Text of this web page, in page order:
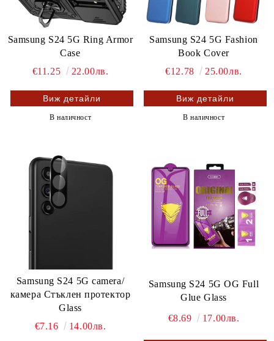
Samsung S24 5G Ring Armor
Case
€11.25
22.00лв.
Виж детайли
В наличност
Samsung S24 5G Fashion
Book Cover
€12.78
25.00лв.
Виж детайли
В наличност
Samsung S24 5G camera/
камера Стъклен протектор
Glass
€7.16
14.00лв.
Samsung S24 5G OG Full
Glue Glass
€8.69 17.00лв.